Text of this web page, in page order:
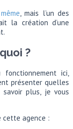
, mais l’un des
la création d’une
?
ici,
présenter quelles
plus, je vous
cette agence :